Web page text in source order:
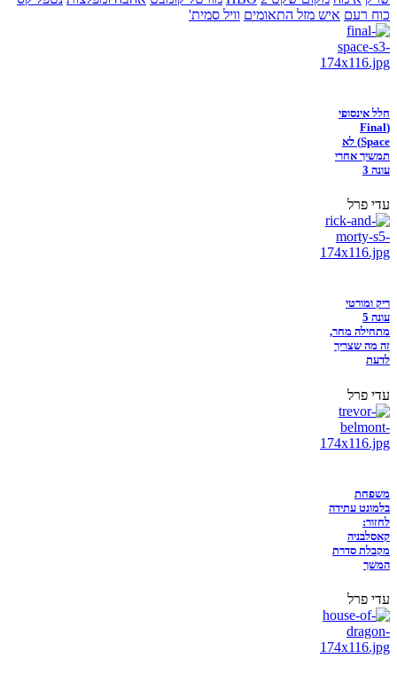
כוח רעם איש מזל התאומים וויל סמית'
חלל אינסופי
(Final
Space) לא
תמשיך אחרי
עונה 3
עדי פרל
ריק ומורטי
עונה 5
מתחילה מחר,
זה מה שצריך
לדעת
עדי פרל
משפחת
בלמונט עתידה
לחזור:
קאסלבניה
מקבלת סדרת
המשך
עדי פרל